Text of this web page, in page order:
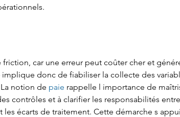
car une erreur peut coûter cher et
implique donc de fiabiliser la collecte des
notion de paie rappelle l importance de
contrôles et à clarifier les responsabilités
écarts de traitement. Cette démarche s